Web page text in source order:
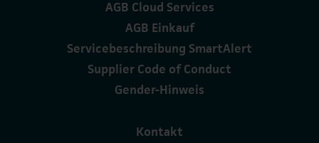
AGB Cloud Services
AGB Einkauf
Servicebeschreibung SmartAlert
Supplier Code of Conduct
Gender-Hinweis
Kontakt